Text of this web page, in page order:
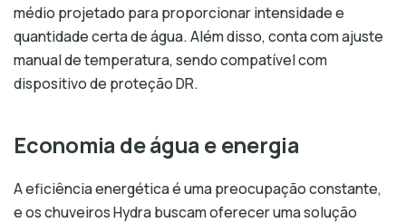
médio projetado para proporcionar intensidade e
quantidade certa de água. Além disso, conta com ajuste
manual de temperatura, sendo compatível com
dispositivo de proteção DR.
Economia de água e energia
A eficiência energética é uma preocupação constante,
e os chuveiros Hydra buscam oferecer uma solução